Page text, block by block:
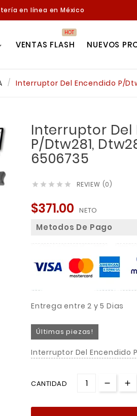
en línea en México
VENTAS FLASH
HOT
NUEVOS
Interruptor Del Encendido P/
Interruptor Del
P/Dtw281,
6506735
     REVIEW (0)
$371.00 NETO
Metodos De Pago
Entrega entre 2 y 5 Dias
Últimas piezas!
Interruptor Del Encendido
CANTIDAD